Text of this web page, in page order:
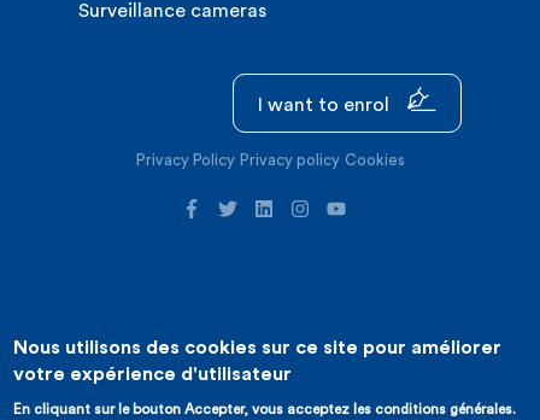
Surveillance cameras
I want to enrol
Privacy Policy Privacy policy Cookies
©2026 ICHEC | Website creation : Expansion
Nous utilisons des cookies sur ce site pour améliorer
votre expérience d'utilisateur
En cliquant sur le bouton Accepter, vous acceptez les conditions générales.